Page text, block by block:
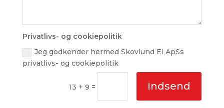
Privatlivs- og cookiepolitik
Jeg godkender hermed Skovlund El ApSs
privatlivs- og cookiepolitik
13 + 9 = Indsend